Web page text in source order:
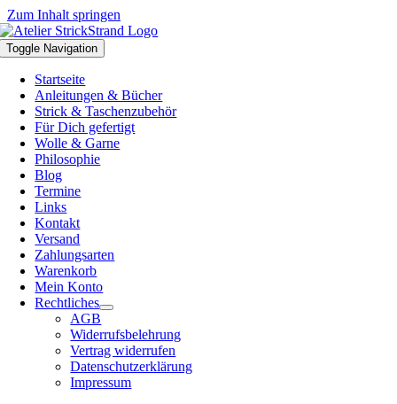
Zum Inhalt springen
Toggle Navigation
Startseite
Anleitungen & Bücher
Strick & Taschenzubehör
Für Dich gefertigt
Wolle & Garne
Philosophie
Blog
Termine
Links
Kontakt
Versand
Zahlungsarten
Warenkorb
Mein Konto
Rechtliches
AGB
Widerrufsbelehrung
Vertrag widerrufen
Datenschutzerklärung
Impressum